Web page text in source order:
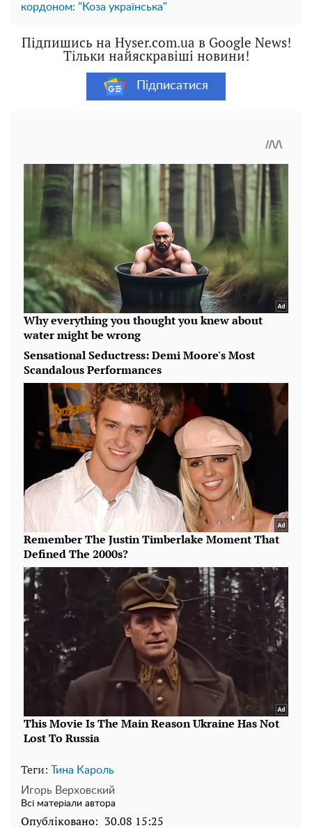
кордоном: "Коза українська"
Підпишись на Hyser.com.ua в Google News!
Тільки найяскравіші новини!
Підписатися
Теги:
Тина Кароль
Игорь Верховский
Всі матеріали автора
Опубліковано: 30.08 15:25